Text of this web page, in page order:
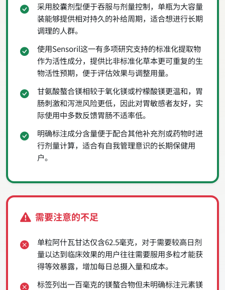
采用胶囊剂型便于吞服与剂量控制，单瓶为大容量
装能够提供相对持久的补给周期，适合想进行长期
调理的人群。
使用Sensoril这一有多项研究支持的标准化提取物
作为活性成分，提供比非标准化草本更可重复的生
物活性预期，便于评估效果与调整用量。
甘氨酸螯合镁相较于氧化镁或柠檬酸镁更温和，胃
肠刺激和泻泄风险更低，因此对胃敏感者友好，实
际使用中多数反馈胃肠不适率低。
明确标注成分含量便于配合其他补充剂或药物时进
行剂量计算，适合有自我管理意识的长期保健用
户。
需要注意的不足
单粒阿什瓦甘达仅含62.5毫克，对于需要较高日剂
量以达到临床效果的用户往往需要服用多粒才能获
得等效暴露，增加每日总摄入量和成本。
标签列出一百毫克的镁螯合物但未明确标注元素镁